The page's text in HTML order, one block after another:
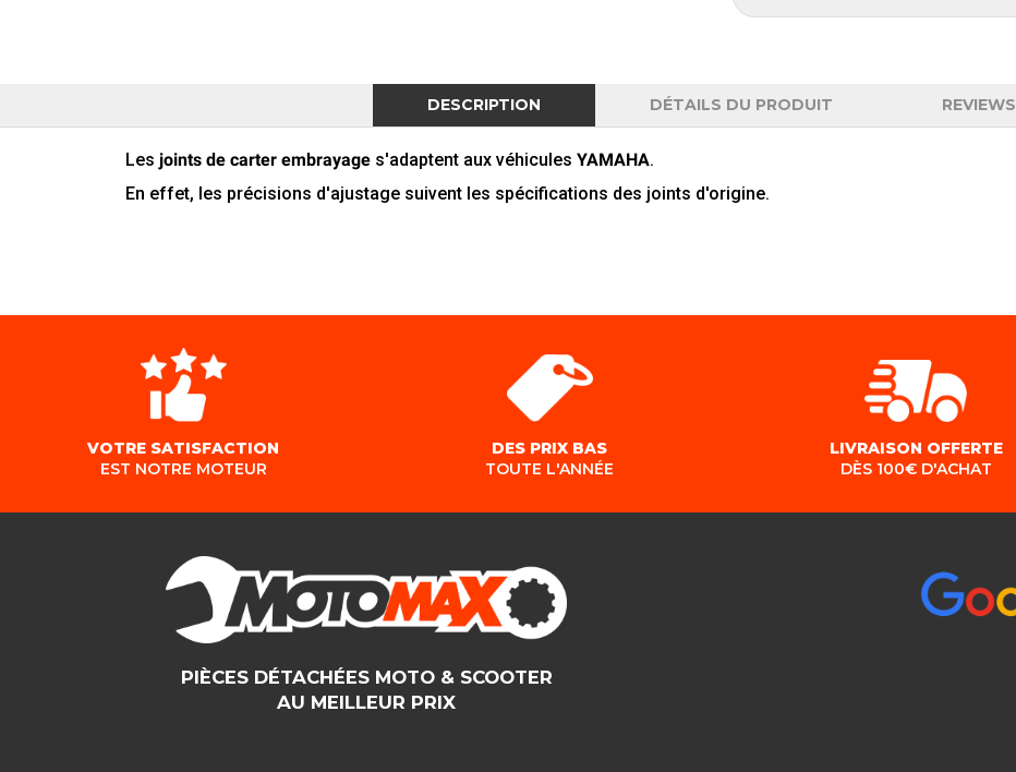
DESCRIPTION DÉTAILS DU PRODUIT REVIEWS
Les joints de carter embrayage s'adaptent aux véhicules YAMAHA.
En effet, les précisions d'ajustage suivent les spécifications des joints d'origine.
VOTRE SATISFACTION
EST NOTRE MOTEUR
DES PRIX BAS
TOUTE L'ANNÉE
LIVRAISON OFFERTE
DÈS 100€ D'ACHAT
PIÈCES DÉTACHÉES MOTO & SCOOTER
AU MEILLEUR PRIX